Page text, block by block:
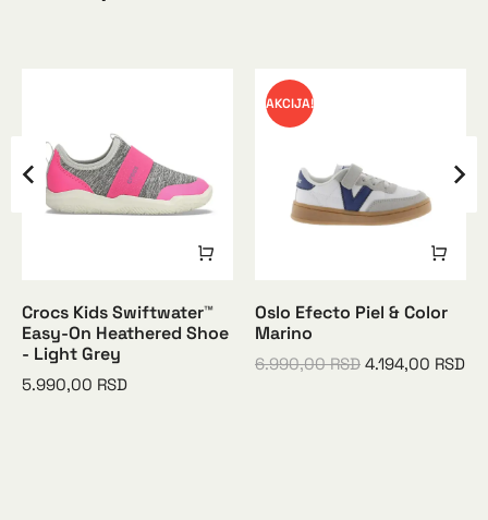
Crocs Kids Swiftwater™
Easy-On Heathered Shoe
- Light Grey
5.990,00 RSD
AKCIJA!
Oslo Efecto Piel & Color
Marino
6.990,00RSD 4.194,00 RSD